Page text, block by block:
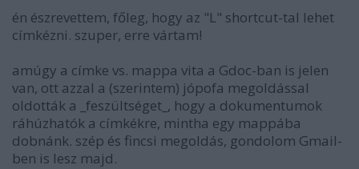
én észrevettem, főleg, hogy az "L" shortcut-tal lehet
címkézni. szuper, erre vártam!
amúgy a címke vs. mappa vita a Gdoc-ban is jelen
van, ott azzal a (szerintem) jópofa megoldással
oldották a _feszültséget_, hogy a dokumentumok
ráhúzhatók a címkékre, mintha egy mappába
dobnánk. szép és fincsi megoldás, gondolom Gmail-
ben is lesz majd.